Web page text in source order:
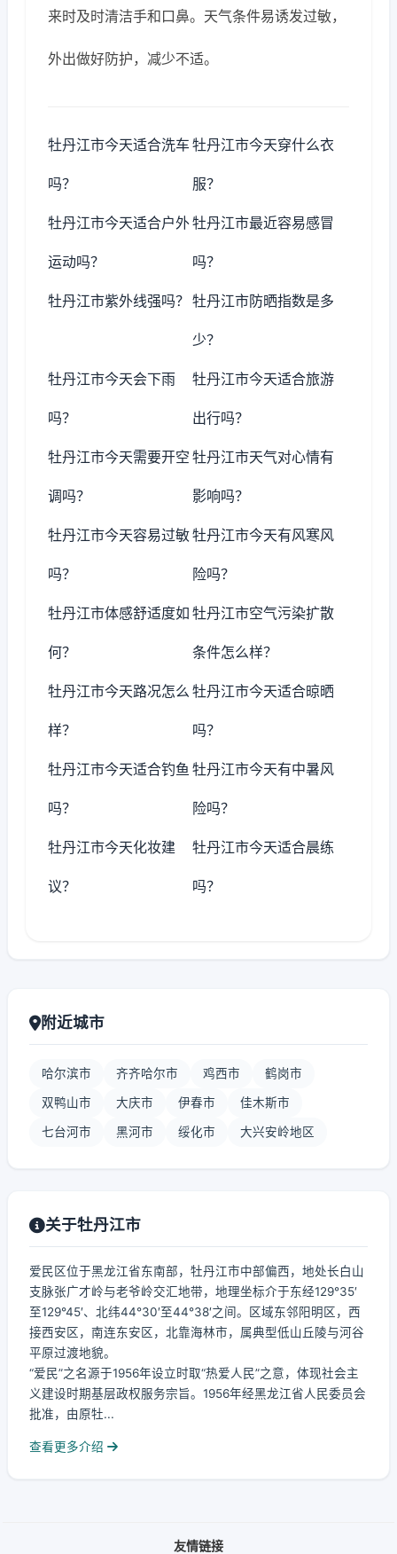
来时及时清洁手和口鼻。天气条件易诱发过敏，
外出做好防护，减少不适。
牡丹江市今天适合洗车
吗？
牡丹江市今天穿什么衣
服？
牡丹江市今天适合户外
运动吗？
牡丹江市最近容易感冒
吗？
牡丹江市紫外线强吗？ 牡丹江市防晒指数是多
少？
牡丹江市今天会下雨
吗？
牡丹江市今天适合旅游
出行吗？
牡丹江市今天需要开空
调吗？
牡丹江市天气对心情有
影响吗？
牡丹江市今天容易过敏
吗？
牡丹江市今天有风寒风
险吗？
牡丹江市体感舒适度如
何？
牡丹江市空气污染扩散
条件怎么样？
牡丹江市今天路况怎么
样？
牡丹江市今天适合晾晒
吗？
牡丹江市今天适合钓鱼
吗？
牡丹江市今天有中暑风
险吗？
牡丹江市今天化妆建
议？
牡丹江市今天适合晨练
吗？
附近城市
哈尔滨市 齐齐哈尔市 鸡西市 鹤岗市
双鸭山市 大庆市 伊春市 佳木斯市
七台河市 黑河市 绥化市 大兴安岭地区
关于牡丹江市
爱民区位于黑龙江省东南部，牡丹江市中部偏西，地处长白山
支脉张广才岭与老爷岭交汇地带，地理坐标介于东经129°35′
至129°45′、北纬44°30′至44°38′之间。区域东邻阳明区，西
接西安区，南连东安区，北靠海林市，属典型低山丘陵与河谷
平原过渡地貌。
“爱民”之名源于1956年设立时取“热爱人民”之意，体现社会主
义建设时期基层政权服务宗旨。1956年经黑龙江省人民委员会
批准，由原牡...
查看更多介绍
友情链接